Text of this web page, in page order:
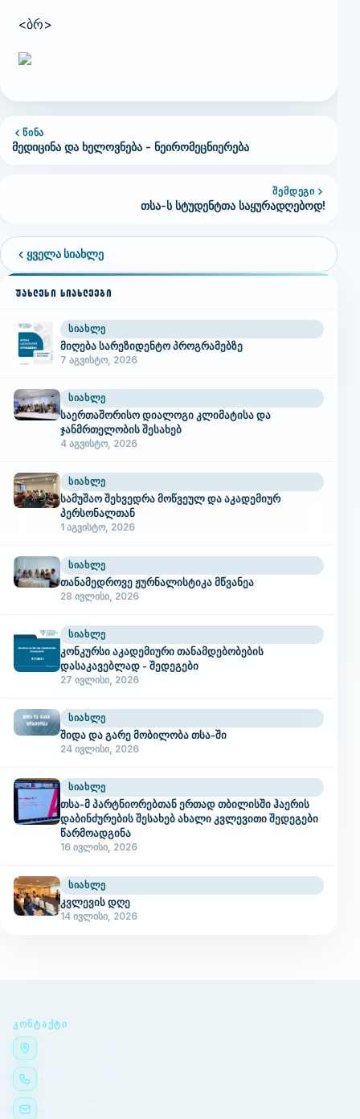
<ბრ>
ᲬᲘᲜᲐ
მედიცინა და ხელოვნება - ნეირომეცნიერება
ᲨᲔᲛᲓᲔᲒᲘ
თსა-ს სტუდენტთა საყურადღებოდ!
ყველა სიახლე
ᲣᲐᲮᲚᲔᲡᲘ ᲡᲘᲐᲮᲚᲔᲔᲑᲘ
ᲡᲘᲐᲮᲚᲔ
მიღება სარეზიდენტო პროგრამებზე
7 აგვისტო, 2026
ᲡᲘᲐᲮᲚᲔ
საერთაშორისო დიალოგი კლიმატისა და
ჯანმრთელობის შესახებ
4 აგვისტო, 2026
ᲡᲘᲐᲮᲚᲔ
სამუშაო შეხვედრა მოწვეულ და აკადემიურ
პერსონალთან
1 აგვისტო, 2026
ᲡᲘᲐᲮᲚᲔ
თანამედროვე ჟურნალისტიკა მწვანეა
28 ივლისი, 2026
ᲡᲘᲐᲮᲚᲔ
კონკურსი აკადემიური თანამდებობების
დასაკავებლად - შედეგები
27 ივლისი, 2026
ᲡᲘᲐᲮᲚᲔ
შიდა და გარე მობილობა თსა-ში
24 ივლისი, 2026
ᲡᲘᲐᲮᲚᲔ
თსა-მ პარტნიორებთან ერთად თბილისში ჰაერის
დაბინძურების შესახებ ახალი კვლევითი შედეგები
წარმოადგინა
16 ივლისი, 2026
ᲡᲘᲐᲮᲚᲔ
კვლევის დღე
14 ივლისი, 2026
ᲙᲝᲜᲢᲐᲥᲢᲘ